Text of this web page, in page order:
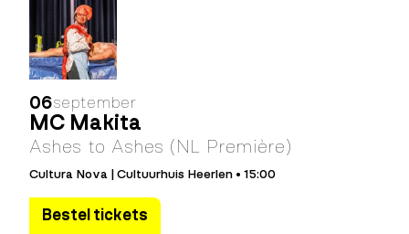
06september
MC Makita
Ashes to Ashes (NL Première)
Cultura Nova | Cultuurhuis Heerlen • 15:00
Bestel tickets